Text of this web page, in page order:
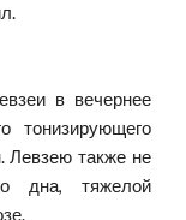
в вечернее
тонизирующего
Левзею также не
дна, тяжелой